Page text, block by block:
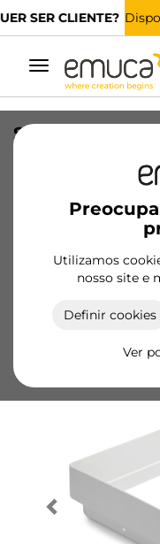
Dispomos de
Alternar
navegação
Utilizamos
nosso site e
Definir cookies
Ver
Salva sifão
Ficha de produto